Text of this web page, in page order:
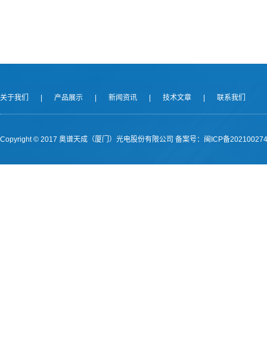
关于我们 产品展示 新闻资讯 技术文章 联系我们
Copyright © 2017 奥谱天成（厦门）光电股份有限公司 备案号：闽ICP备